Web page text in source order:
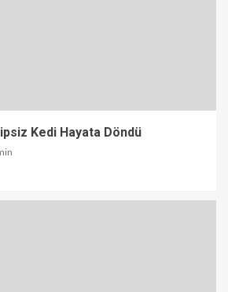
Kedi Hayata Döndü